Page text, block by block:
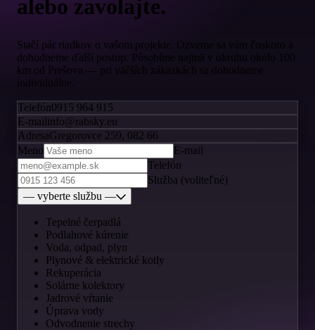
alebo zavolajte.
Stačí pár riadkov o vašom projekte. Ozveme sa vám čoskoro a
dohodneme ďalší postup. Pôsobíme najmä v okruhu okolo 100
km od Prešova — pri väčších zákazkách sa dohodneme
individuálne.
Telefón0915 964 915
E-mailinfo@rabsky.eu
AdresaGregorovce 259, 082 66
Meno
E-mail
Telefón
Služba (voliteľné)
— vyberte službu —
Tepelné čerpadlá
Podlahové kúrenie
Voda, odpad, plyn
Plynové & elektrické kotly
Rekuperácia
Solárne kolektory
Jadrové vŕtanie
Úprava vody
Odvodnenie strechy